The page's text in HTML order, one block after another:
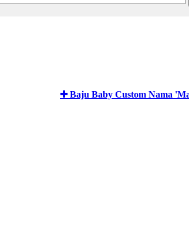
✚ Baju Baby Custom Nama